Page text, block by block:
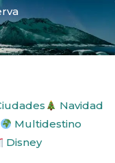
Navidad
Multidestino
Disney